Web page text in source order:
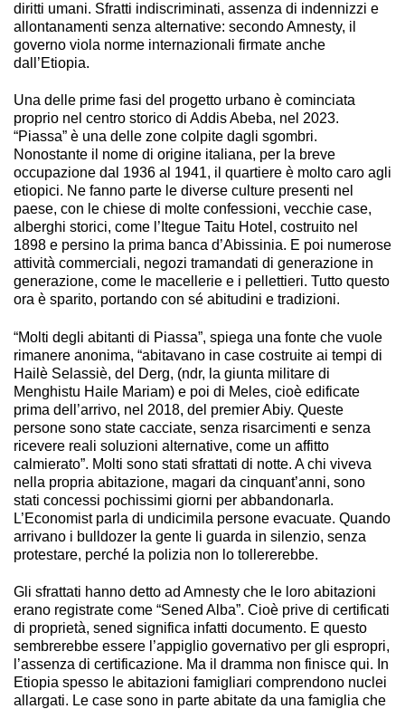
diritti umani. Sfratti indiscriminati, assenza di indennizzi e
allontanamenti senza alternative: secondo Amnesty, il
governo viola norme internazionali firmate anche
dall’Etiopia.
Una delle prime fasi del progetto urbano è cominciata
proprio nel centro storico di Addis Abeba, nel 2023.
“Piassa” è una delle zone colpite dagli sgombri.
Nonostante il nome di origine italiana, per la breve
occupazione dal 1936 al 1941, il quartiere è molto caro agli
etiopici. Ne fanno parte le diverse culture presenti nel
paese, con le chiese di molte confessioni, vecchie case,
alberghi storici, come l’Itegue Taitu Hotel, costruito nel
1898 e persino la prima banca d’Abissinia. E poi numerose
attività commerciali, negozi tramandati di generazione in
generazione, come le macellerie e i pellettieri. Tutto questo
ora è sparito, portando con sé abitudini e tradizioni.
“Molti degli abitanti di Piassa”, spiega una fonte che vuole
rimanere anonima, “abitavano in case costruite ai tempi di
Hailè Selassiè, del Derg, (ndr, la giunta militare di
Menghistu Haile Mariam) e poi di Meles, cioè edificate
prima dell’arrivo, nel 2018, del premier Abiy. Queste
persone sono state cacciate, senza risarcimenti e senza
ricevere reali soluzioni alternative, come un affitto
calmierato”. Molti sono stati sfrattati di notte. A chi viveva
nella propria abitazione, magari da cinquant’anni, sono
stati concessi pochissimi giorni per abbandonarla.
L’Economist parla di undicimila persone evacuate. Quando
arrivano i bulldozer la gente li guarda in silenzio, senza
protestare, perché la polizia non lo tollererebbe.
Gli sfrattati hanno detto ad Amnesty che le loro abitazioni
erano registrate come “Sened Alba”. Cioè prive di certificati
di proprietà, sened significa infatti documento. E questo
sembrerebbe essere l’appiglio governativo per gli espropri,
l’assenza di certificazione. Ma il dramma non finisce qui. In
Etiopia spesso le abitazioni famigliari comprendono nuclei
allargati. Le case sono in parte abitate da una famiglia che